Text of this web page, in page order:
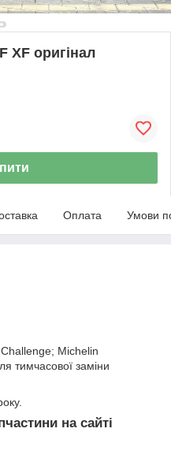
XF оригінал
Оплата Умови
Michelin
тимчасової заміни
на сайті